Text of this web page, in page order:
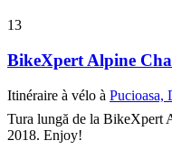
13
BikeXpert Alpine
Itinéraire à vélo à Pucioasa,
Tura lungă de la BikeXpert
2018. Enjoy!